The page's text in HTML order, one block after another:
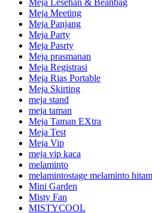
Meja Lesehan & Beanbag
Meja Meeting
Meja Panjang
Meja Party
Meja Pasrty
Meja prasmanan
Meja Registrasi
Meja Rias Portable
Meja Skirting
meja stand
meja taman
Meja Taman EXtra
Meja Test
Meja Vip
meja vip kaca
melaminto
melamintostage melaminto hitam
Mini Garden
Misty Fan
MISTYCOOL